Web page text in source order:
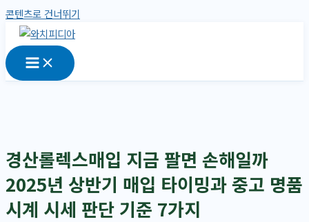
콘텐츠로 건너뛰기
경산롤렉스매입 지금 팔면 손해일까
2025년 상반기 매입 타이밍과 중고 명품
시계 시세 판단 기준 7가지